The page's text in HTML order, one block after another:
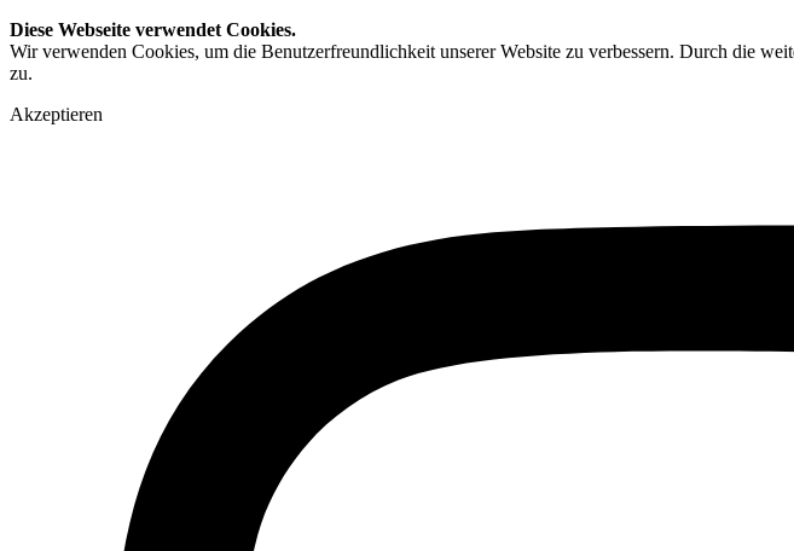
Diese Webseite verwendet Cookies.
Wir verwenden Cookies, um die Benutzerfreundlichkeit unserer Website zu verbessern. Durch die
zu.
Akzeptieren